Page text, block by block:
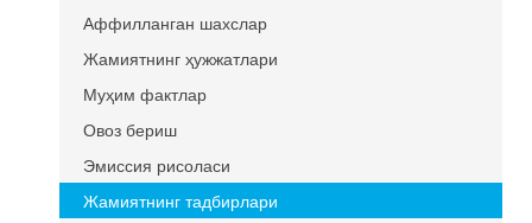
Аффилланган шахслар
Жамиятнинг ҳужжатлари
Муҳим фактлар
Овоз бериш
Эмиссия рисоласи
Жамиятнинг тадбирлари